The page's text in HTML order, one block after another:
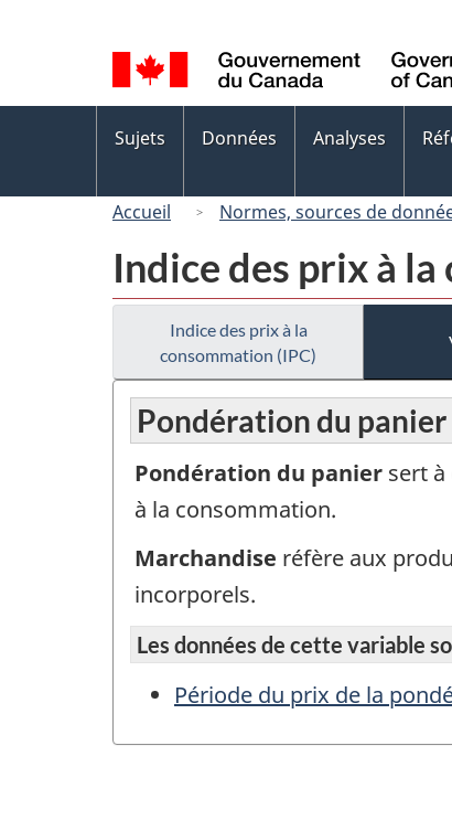
de
la
langue
des
Sujets Données Analyses
Accueil Normes, sources de
Indice des prix à
Indice des prix à la
consommation (IPC)
Pondération du
Pondération du panier sert
à la consommation.
Marchandise réfère aux
incorporels.
Les données de cette variable
Période du prix de la